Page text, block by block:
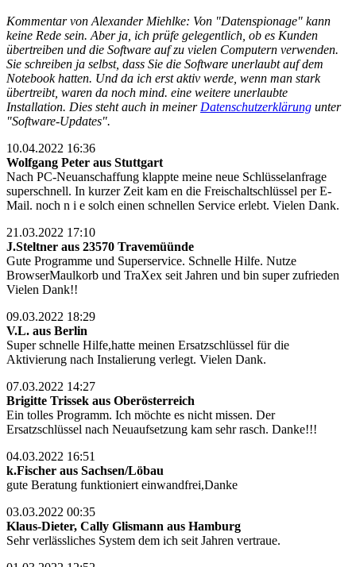
Kommentar von Alexander Miehlke: Von "Datenspionage" kann
keine Rede sein. Aber ja, ich prüfe gelegentlich, ob es Kunden
übertreiben und die Software auf zu vielen Computern verwenden.
Sie schreiben ja selbst, dass Sie die Software unerlaubt auf dem
Notebook hatten. Und da ich erst aktiv werde, wenn man stark
übertreibt, waren da noch mind. eine weitere unerlaubte
Installation. Dies steht auch in meiner Datenschutzerklärung unter
"Software-Updates".
10.04.2022 16:36
Wolfgang Peter aus Stuttgart
Nach PC-Neuanschaffung klappte meine neue Schlüsselanfrage
superschnell. In kurzer Zeit kam en die Freischaltschlüssel per E-
Mail. noch n i e solch einen schnellen Service erlebt. Vielen Dank.
21.03.2022 17:10
J.Steltner aus 23570 Travemüünde
Gute Programme und Superservice. Schnelle Hilfe. Nutze
BrowserMaulkorb und TraXex seit Jahren und bin super zufrieden
Vielen Dank!!
09.03.2022 18:29
V.L. aus Berlin
Super schnelle Hilfe,hatte meinen Ersatzschlüssel für die
Aktivierung nach Instalierung verlegt. Vielen Dank.
07.03.2022 14:27
Brigitte Trissek aus Oberösterreich
Ein tolles Programm. Ich möchte es nicht missen. Der
Ersatzschlüssel nach Neuaufsetzung kam sehr rasch. Danke!!!
04.03.2022 16:51
k.Fischer aus Sachsen/Löbau
gute Beratung funktioniert einwandfrei,Danke
03.03.2022 00:35
Klaus-Dieter, Cally Glismann aus Hamburg
Sehr verlässliches System dem ich seit Jahren vertraue.